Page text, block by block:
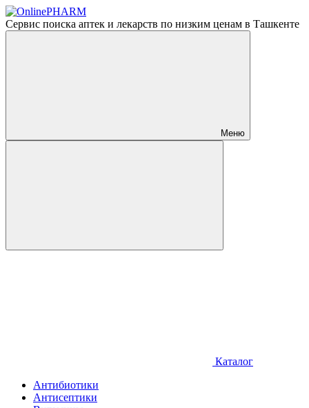
Сервис поиска аптек и лекарств по низким ценам в Ташкенте
Меню
Каталог
Антибиотики
Антисептики